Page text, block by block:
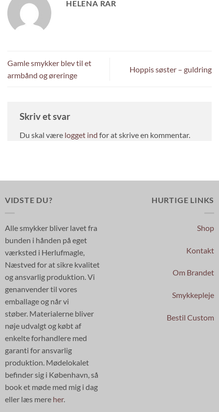
HELENA RAR
Gamle smykker blev til et
armbånd og øreringe
Hoppis søster – guldring
Skriv et svar
Du skal være logget ind for at skrive en kommentar.
VIDSTE DU?
Alle smykker bliver lavet fra
bunden i hånden på eget
værksted i Herlufmagle,
Næstved for at sikre kvalitet
og ansvarlig produktion. Vi
genanvender til vores
emballage og når vi
støber. Materialerne bliver
nøje udvalgt og købt af
enkelte forhandlere med
garanti for ansvarlig
produktion. Mødelokalet
befinder sig i København, så
book et møde med mig i dag
eller læs mere her.
HURTIGE LINKS
Shop
Kontakt
Om Brandet
Smykkepleje
Bestil Custom